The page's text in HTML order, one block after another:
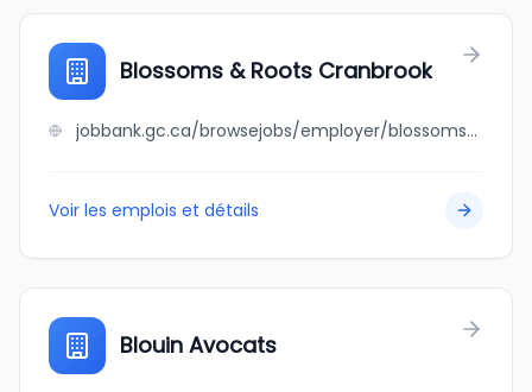
Blossoms & Roots Cranbrook
jobbank.gc.ca/browsejobs/employer/blossoms+%26+roots+cranbrook/ca
Voir les emplois et détails
Blouin Avocats